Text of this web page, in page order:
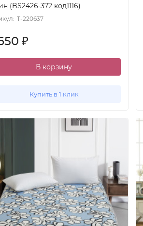
(BS2426-372 код1116)
T-220637
₽
В корзину
Купить в 1 клик